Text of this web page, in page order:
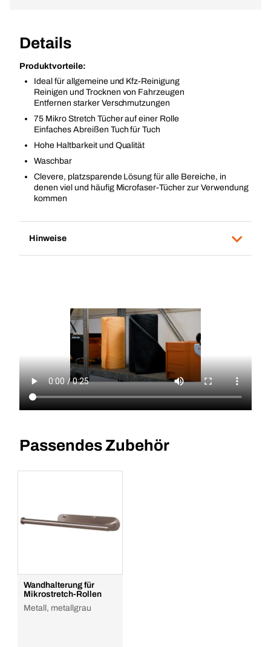
Details
Produktvorteile:
Ideal für allgemeine und Kfz-Reinigung
Reinigen und Trocknen von Fahrzeugen
Entfernen starker Verschmutzungen
75 Mikro Stretch Tücher auf einer Rolle
Einfaches Abreißen Tuch für Tuch
Hohe Haltbarkeit und Qualität
Waschbar
Clevere, platzsparende Lösung für alle Bereiche, in
denen viel und häufig Microfaser-Tücher zur Verwendung
kommen
Hinweise
Passendes Zubehör
Wandhalterung für
Mikrostretch-Rollen
Metall, metallgrau